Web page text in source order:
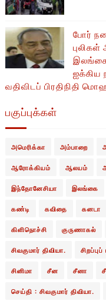
போர்
இலங்கை
ஐக்கிய
வதிவிடப் பிரதிநிதி
பகுப்புக்கள்
அமெரிக்கா அம்பாறை
ஆரோக்கியம் ஆலயம்
இந்தோனேசியா இலங்கை
கண்டி கவிதை கனடா
கிளிநொச்சி குருணாகல்
சிவகுமார் திவியா.
சினிமா சீன சீனா
செய்தி : சிவகுமார் திவியா.